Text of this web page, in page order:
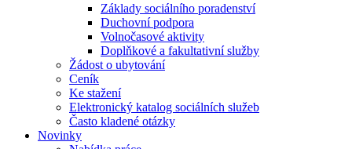
Základy sociálního poradenství
Duchovní podpora
Volnočasové aktivity
Doplňkové a fakultativní služby
Žádost o ubytování
Ceník
Ke stažení
Elektronický katalog sociálních služeb
Často kladené otázky
Novinky